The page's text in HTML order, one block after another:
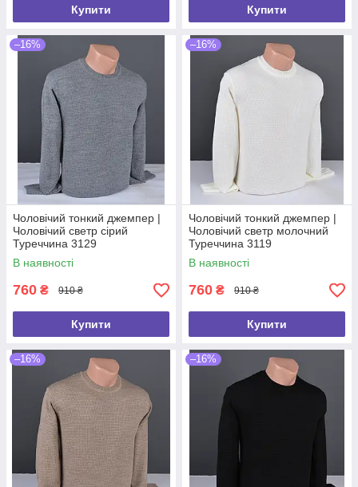
Купити Купити
–16%
Чоловічий тонкий джемпер |
Чоловічий светр сірий
Туреччина 3129
В наявності
760 ₴ 910 ₴
Купити
–16%
Чоловічий тонкий джемпер |
Чоловічий светр молочний
Туреччина 3119
В наявності
760 ₴ 910 ₴
Купити
–16% –16%